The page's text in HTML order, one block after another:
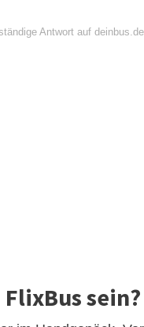
Antwort auf
sein?